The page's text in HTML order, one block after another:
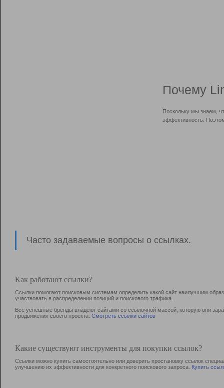
Почему
Поскольку мы знаем,
эффективность.
Часто задаваемые вопросы о ссылках.
Как работают ссылки?
Ссылки помогают поисковым системам определить какой сайт наилучшим
участвовать в раcпределении позиций и поискового трафика.
Все успешные бренды владеют сайтами со ссылочной массой, которую они
продвижения своего проекта. Смотреть ссылки сайтов
Какие существуют инструменты для покупки ссылок?
Ссылки можно купить самостоятельно или доверить простановку ссылок
улучшению их эффективности для конкретного поискового запроса. Купить